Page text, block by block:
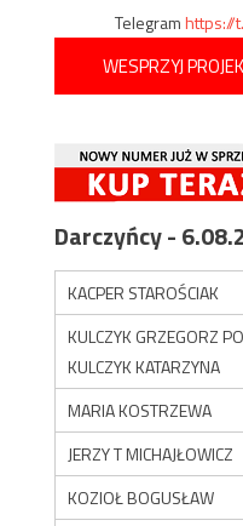
Telegramhttps://
WESPRZYJ
Darczyńcy -
KACPER STAROŚCIAK
KULCZYK GRZEGORZ
KULCZYK KATARZYNA
MARIA KOSTRZEWA
JERZY T MICHAJŁOWICZ
KOZIOŁ BOGUSŁAW